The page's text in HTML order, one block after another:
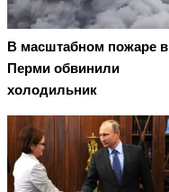
В масштабном пожаре в
Перми обвинили
холодильник